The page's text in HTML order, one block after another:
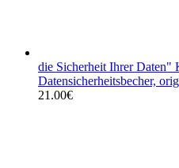
die Sicherheit Ihrer Daten"
Datensicherheitsbecher,
21.00€